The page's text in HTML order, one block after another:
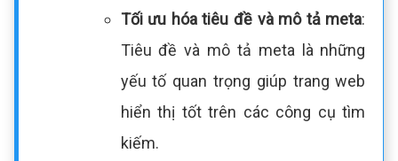
Tối ưu hóa tiêu đề và mô tả meta:
Tiêu đề và mô tả meta là những
yếu tố quan trọng giúp trang web
hiển thị tốt trên các công cụ tìm
kiếm.